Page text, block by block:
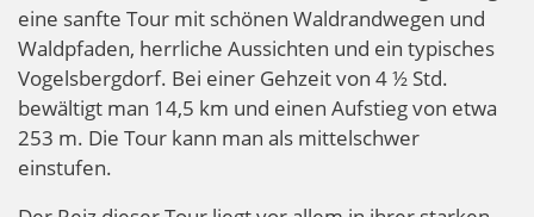
eine sanfte Tour mit schönen Waldrandwegen und
Waldpfaden, herrliche Aussichten und ein typisches
Vogelsbergdorf. Bei einer Gehzeit von 4 ½ Std.
bewältigt man 14,5 km und einen Aufstieg von etwa
253 m. Die Tour kann man als mittelschwer
einstufen.